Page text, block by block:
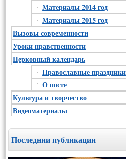
Материалы 2014 год
Материалы 2015 год
Вызовы современности
Уроки нравственности
Церковный календарь
Православные праздники
О посте
Культура и творчество
Видеоматериалы
Последнии публикации